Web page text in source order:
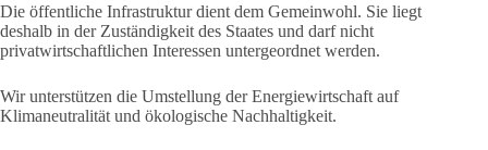
Die öffentliche Infrastruktur dient dem Gemeinwohl. Sie liegt
deshalb in der Zuständigkeit des Staates und darf nicht
privatwirtschaftlichen Interessen untergeordnet werden.
Wir unterstützen die Umstellung der Energiewirtschaft auf
Klimaneutralität und ökologische Nachhaltigkeit.